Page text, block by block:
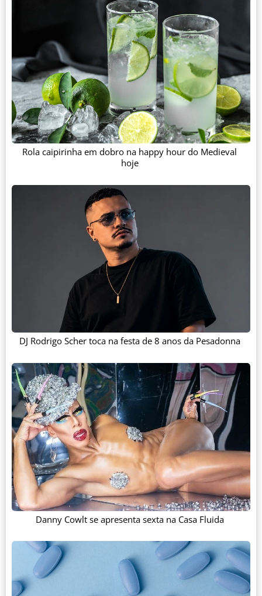
Rola caipirinha em dobro na happy hour do Medieval
hoje
DJ Rodrigo Scher toca na festa de 8 anos da Pesadonna
Danny Cowlt se apresenta sexta na Casa Fluida